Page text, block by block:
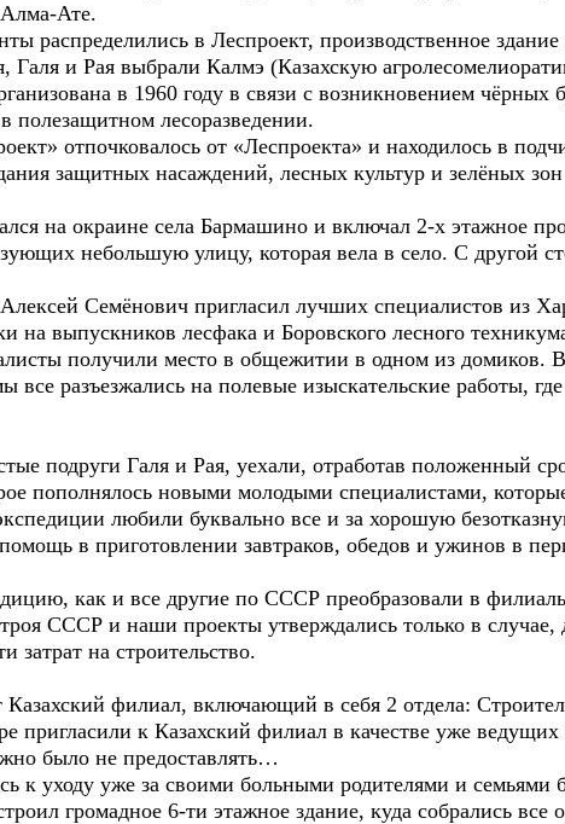
Ате.
распределились в Леспроект, производственное
Галя и Рая выбрали Калмэ (Казахскую
в 1960 году в связи с возникновением
полезащитном лесоразведении.
отпочковалось от «Леспроекта» и находилось в
защитных насаждений, лесных культур и зелёных
на окраине села Бармашино и включал 2-х этажное
небольшую улицу, которая вела в село. С другой
Семёнович пригласил лучших специалистов из
на выпускников лесфака и Боровского лесного
получили место в общежитии в одном из домиков. В
все разъезжались на полевые изыскательские работы,
подруги Галя и Рая, уехали, отработав положенный
пополнялось новыми молодыми специалистами,
любили буквально все и за хорошую
в приготовлении завтраков, обедов и ужинов в
как и все другие по СССР преобразовали в
СССР и наши проекты утверждались только в случае,
затрат на строительство.
филиал, включающий в себя 2 отдела:
пригласили к Казахский филиал в качестве уже
было не предоставлять…
уходу уже за своими больными родителями и семьями
громадное 6-ти этажное здание, куда собрались все